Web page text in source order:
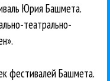
Юрия Башмета.
театрально-
фестивалей Башмета.